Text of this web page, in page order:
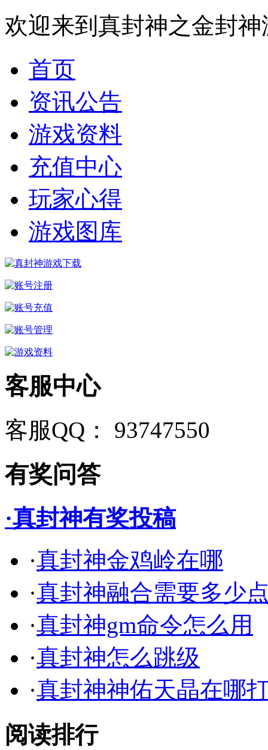
欢迎来到真封神之金封
首页
资讯公告
游戏资料
充值中心
玩家心得
游戏图库
客服中心
客服QQ： 93747550
有奖问答
·真封神有奖投稿
·真封神金鸡岭在哪
·真封神融合需要多少
·真封神gm命令怎么用
·真封神怎么跳级
·真封神神佑天晶在哪
阅读排行